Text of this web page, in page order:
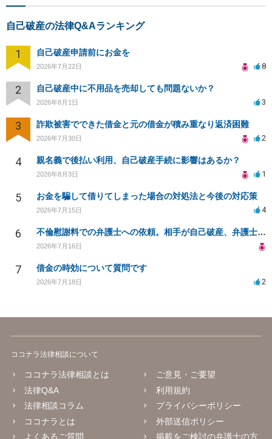
自己破産の法律Q&Aランキング
1 自己破産申請前にお金を
2026年7月22日 8
2 自己破産中に不用品を売却しても問題ないか？
2026年8月1日 3
3 詐欺被害でできた借金と元の借金が積み重なり返済困難
2026年7月30日 2
4 親名義で後払い利用、自己破産手続に影響はあるか？
2026年8月3日 1
5 お金を騙して借りてしまった場合の対処法と今後の対応策
2026年7月15日 4
6 不倫慰謝料での弁護士への依頼。相手が自己破産、弁護士との契約範囲は？
2026年7月16日
7 借金の時効について質問です
2026年7月18日 2
ココナラ法律相談について
ココナラ法律相談とは
法律Q&A
法律相談コラム
ココナラとは
よくあるご質問
ご意見・ご要望
利用規約
プライバシーポリシー
外部送信ポリシー
掲載をご検討の弁護士の方